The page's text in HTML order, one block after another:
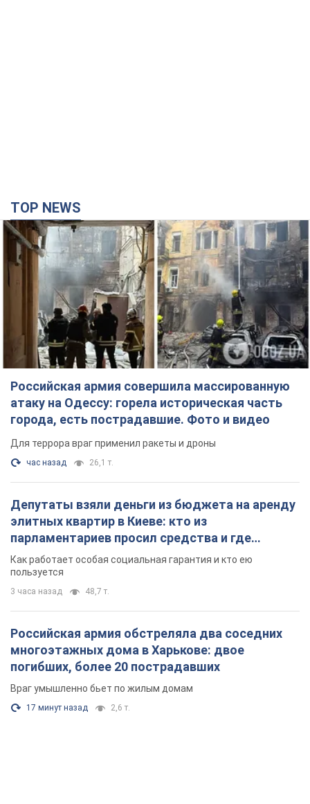
Российская армия совершила массированную
атаку на Одессу: горела историческая часть
города, есть пострадавшие. Фото и видео
Для террора враг применил ракеты и дроны
час назад 26,1 т.
Депутаты взяли деньги из бюджета на аренду
элитных квартир в Киеве: кто из
парламентариев просил средства и где
Как работает особая социальная гарантия и кто ею
пользуется
3 часа назад 48,7 т.
Российская армия обстреляла два соседних
многоэтажных дома в Харькове: двое
погибших, более 20 пострадавших
Враг умышленно бьет по жилым домам
17 минут назад 2,6 т.